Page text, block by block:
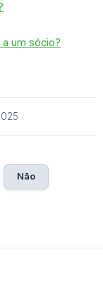
um sócio?
Não